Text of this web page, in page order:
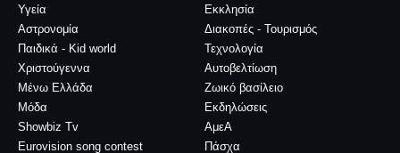
Υγεία
Εκκλησία
Αστρονομία
Διακοπές - Τουρισμός
Παιδικά - Kid world
Τεχνολογία
Χριστούγεννα
Αυτοβελτίωση
Μένω Ελλάδα
Ζωικό βασίλειο
Μόδα
Εκδηλώσεις
Showbiz Tv
ΑμεΑ
Eurovision song contest
Πάσχα